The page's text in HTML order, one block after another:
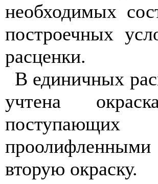
необходимых
построечных
расценки.
В единичных
учтена
вторую окраску.